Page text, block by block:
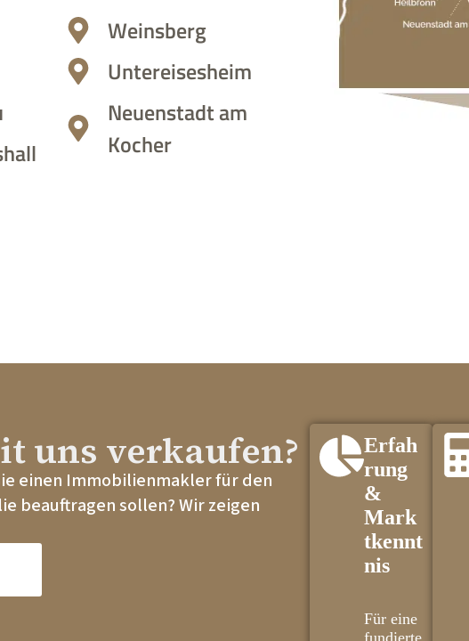
Weinsberg
Untereisesheim
Neuenstadt am
Kocher
uns verkaufen?
einen Immobilienmakler für den
beauftragen sollen? Wir zeigen
Erfah
rung
&
Mark
tkennt
nis
Für eine
fundierte